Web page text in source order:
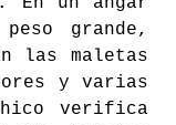
grande,
las maletas
y varias
verifica